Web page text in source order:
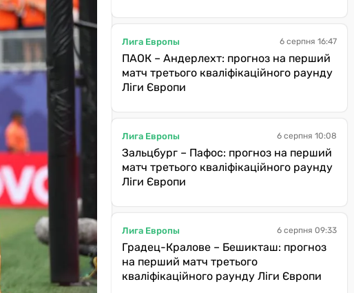
Лига Европы 6 серпня 16:47
ПАОК – Андерлехт: прогноз на перший
матч третього кваліфікаційного раунду
Ліги Європи
Лига Европы 6 серпня 10:08
Зальцбург – Пафос: прогноз на перший
матч третього кваліфікаційного раунду
Ліги Європи
Лига Европы 6 серпня 09:33
Градец-Кралове – Бешикташ: прогноз
на перший матч третього
кваліфікаційного раунду Ліги Європи